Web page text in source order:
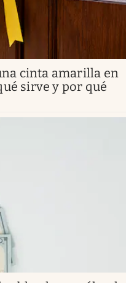
cinta amarilla en
sirve y por qué